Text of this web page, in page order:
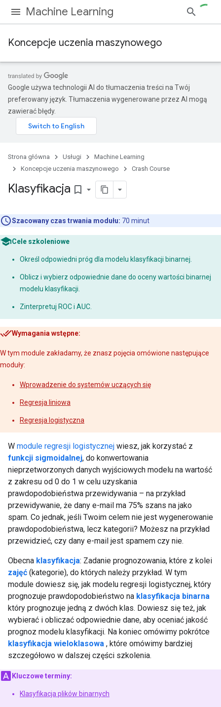
Machine Learning
Koncepcje uczenia maszynowego
Google używa technologii AI do tłumaczenia treści na Twój
preferowany język. Tłumaczenia wygenerowane przez AI mogą
zawierać błędy.
Strona główna Usługi
Machine Learning
Koncepcje uczenia maszynowego
Crash Course
Klasyfikacja bookmark_border
Szacowany czas trwania modułu: 70 minut
Cele szkoleniowe
Określ odpowiedni próg dla modelu klasyfikacji binarnej.
Oblicz i wybierz odpowiednie dane do oceny wartości binarnej
modelu klasyfikacji.
Zinterpretuj ROC i AUC.
Wymagania wstępne:
W tym module zakładamy, że znasz pojęcia omówione następujące
moduły:
Wprowadzenie do systemów uczących się
Regresja liniowa
Regresja logistyczna
W module regresji logistycznej wiesz, jak korzystać z
funkcji sigmoidalnej, do konwertowania
nieprzetworzonych danych wyjściowych modelu na wartość
z zakresu od 0 do 1 w celu uzyskania
prawdopodobieństwa przewidywania – na przykład
przewidywanie, że dany e-mail ma 75% szans na jako
spam. Co jednak, jeśli Twoim celem nie jest wygenerowanie
prawdopodobieństwa, lecz kategorii? Możesz na przykład
przewidzieć, czy dany e-mail jest spamem czy nie.
Obecna klasyfikacja: Zadanie prognozowania, które z kolei
zajęć (kategorie), do których należy przykład. W tym
module dowiesz się, jak modelu regresji logistycznej, który
prognozuje prawdopodobieństwo na klasyfikacja binarna
który prognozuje jedną z dwóch klas. Dowiesz się też, jak
wybierać i obliczać odpowiednie dane, aby oceniać jakość
prognoz modelu klasyfikacji. Na koniec omówimy pokrótce
klasyfikacja wieloklasowa , które omówimy bardziej
szczegółowo w dalszej części szkolenia.
Kluczowe terminy:
Klasyfikacja plików binarnych